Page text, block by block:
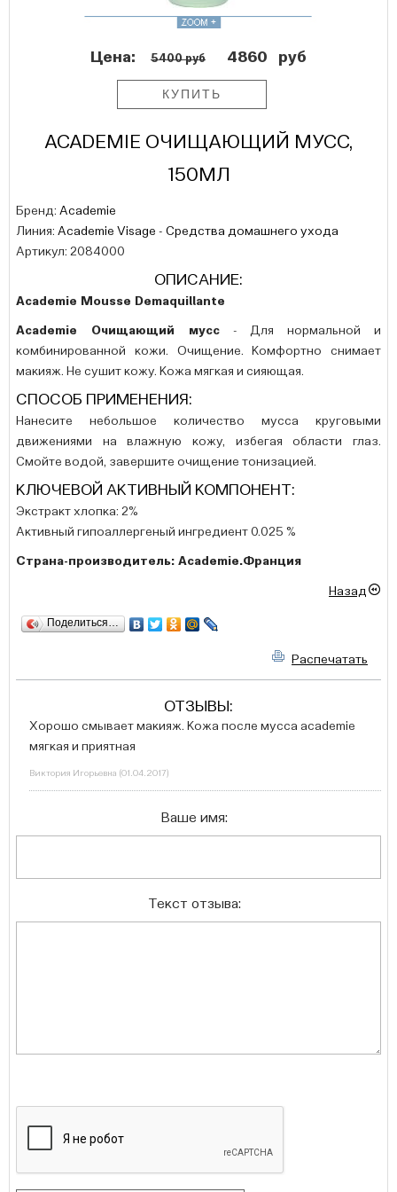
Цена: 5400 руб 4860 руб
ACADEMIE ОЧИЩАЮЩИЙ МУСС,
150МЛ
Бренд: Academie
Линия: Academie Visage - Средства домашнего ухода
Артикул: 2084000
ОПИСАНИЕ:
Academie Mousse Demaquillante
Academie Очищающий мусс- Для нормальной и
комбинированной кожи. Очищение. Комфортно снимает
макияж. Не сушит кожу. Кожа мягкая и сияющая.
СПОСОБ ПРИМЕНЕНИЯ:
Нанесите небольшое количество мусса круговыми
движениями на влажную кожу, избегая области глаз.
Смойте водой, завершите очищение тонизацией.
КЛЮЧЕВОЙ АКТИВНЫЙ КОМПОНЕНТ:
Экстракт хлопка: 2%
Активный гипоаллергеный ингредиент 0.025 %
Страна-производитель: Academie.Франция
Назад
Поделиться…
Распечатать
ОТЗЫВЫ:
Хорошо смывает макияж. Кожа после мусса academie
мягкая и приятная
Виктория Игорьевна (01.04.2017)
Ваше имя:
Текст отзыва: